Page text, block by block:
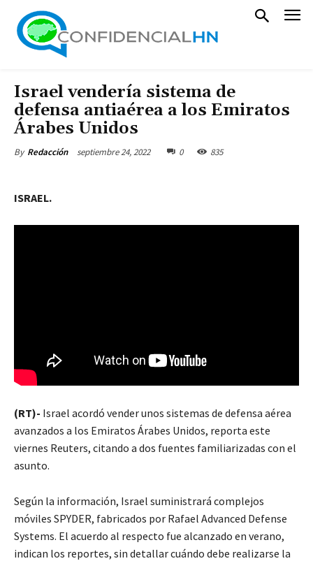
Israel vendería sistema de
defensa antiaérea a los Emiratos
Árabes Unidos
By Redacción septiembre 24, 2022 0 835
ISRAEL.
(RT)- Israel acordó vender unos sistemas de defensa aérea
avanzados a los Emiratos Árabes Unidos, reporta este
viernes Reuters, citando a dos fuentes familiarizadas con el
asunto.
Según la información, Israel suministrará complejos
móviles SPYDER, fabricados por Rafael Advanced Defense
Systems. El acuerdo al respecto fue alcanzado en verano,
indican los reportes, sin detallar cuándo debe realizarse la